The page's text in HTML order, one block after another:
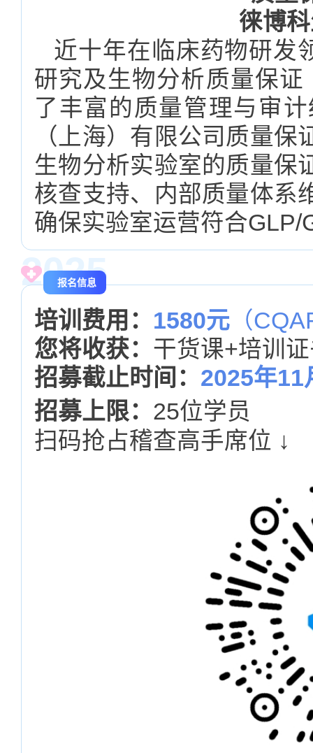
徕博
近十年在临床药物研发
研究及生物分析质量保
了丰富的质量管理与审
（上海）有限公司质量
生物分析实验室的质量保
核查支持、内部质量体系
确保实验室运营符合
2025
报名信息
培训费用： 1580元 （
您将收获： 干货课+培训
招募截止时间： 2025年11
招募上限： 25位学员
扫码抢占稽查高手席位 ↓